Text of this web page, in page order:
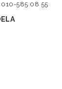
010-585 08 55